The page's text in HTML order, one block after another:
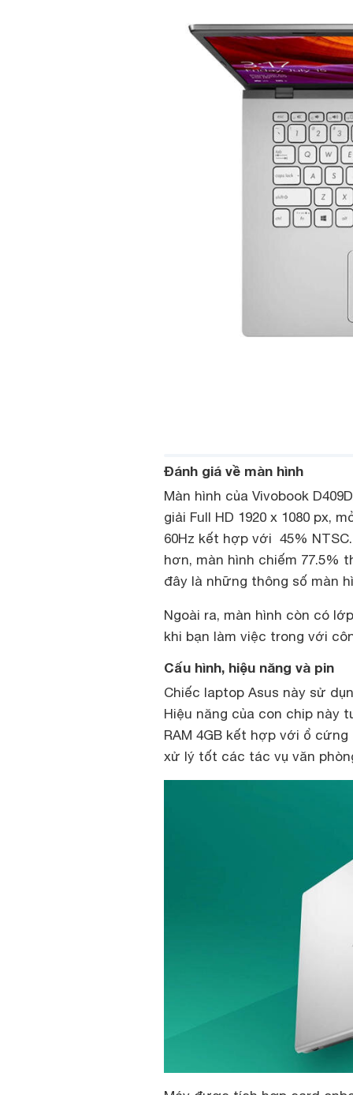
Đánh giá về màn hình
Màn hình của Vivobook
giải Full HD 1920 x 1080 px,
60Hz kết hợp với 45%
hơn, màn hình chiếm 77.5%
đây là những thông số màn
Ngoài ra, màn hình còn có
khi bạn làm việc trong với
Cấu hình, hiệu năng và pin
Chiếc laptop Asus này sử
Hiệu năng của con chip này
RAM 4GB kết hợp với ổ
xử lý tốt các tác vụ văn